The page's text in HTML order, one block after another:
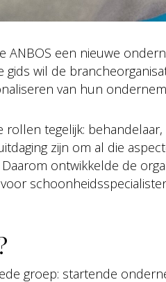
ANBOS een nieuwe
wil de
van hun
rollen tegelijk:
zijn om al die
ontwikkelde de
groep: startende